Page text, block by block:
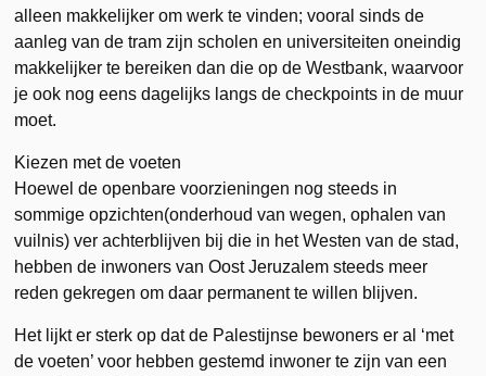
alleen makkelijker om werk te vinden; vooral sinds de
aanleg van de tram zijn scholen en universiteiten oneindig
makkelijker te bereiken dan die op de Westbank, waarvoor
je ook nog eens dagelijks langs de checkpoints in de muur
moet.
Kiezen met de voeten
Hoewel de openbare voorzieningen nog steeds in
sommige opzichten(onderhoud van wegen, ophalen van
vuilnis) ver achterblijven bij die in het Westen van de stad,
hebben de inwoners van Oost Jeruzalem steeds meer
reden gekregen om daar permanent te willen blijven.
Het lijkt er sterk op dat de Palestijnse bewoners er al ‘met
de voeten’ voor hebben gestemd inwoner te zijn van een